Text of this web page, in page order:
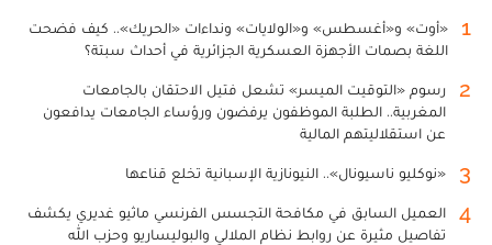
1
«أوت» و«أغسطس» و«الولايات» ونداءات «الحريك».. كيف فضحت
اللغة بصمات الأجهزة العسكرية الجزائرية في أحداث سبتة؟
2
رسوم «التوقيت الميسر» تشعل فتيل الاحتقان بالجامعات
المغربية.. الطلبة الموظفون يرفضون ورؤساء الجامعات يدافعون
عن استقلاليتهم المالية
3 «نوكليو ناسيونال».. النيونازية الإسبانية تخلع قناعها
4
العميل السابق في مكافحة التجسس الفرنسي ماثيو غديري يكشف
تفاصيل مثيرة عن روابط نظام الملالي والبوليساريو وحزب الله